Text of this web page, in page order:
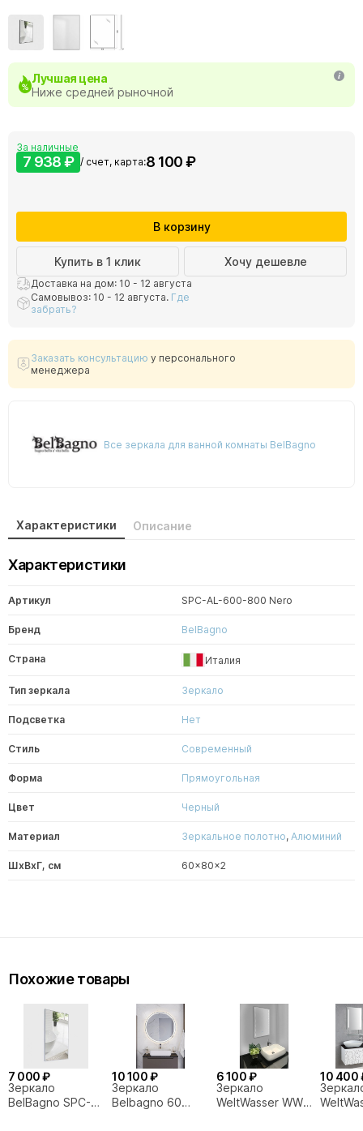
Лучшая цена
Ниже средней рыночной
За наличные
7 938 ₽ / счет, карта:8 100 ₽
В корзину
Купить в 1 клик Хочу дешевле
Доставка на дом: 10 - 12 августа
Самовывоз: 10 - 12 августа. Где
забрать?
Заказать консультацию у персонального
менеджера
Все зеркала для ванной комнаты BelBagno
Характеристики Описание
Характеристики
Артикул SPC-AL-600-800 Nero
Бренд BelBagno
Страна Италия
Тип зеркала Зеркало
Подсветка Нет
Стиль Современный
Форма Прямоугольная
Цвет Черный
Материал Зеркальное полотно, Алюминий
ШxВxГ, см 60x80x2
Похожие товары
7 000 ₽
Зеркало
BelBagno SPC-
10 100 ₽
Зеркало
Belbagno 60
6 100 ₽
Зеркало
WeltWasser WW
10 400